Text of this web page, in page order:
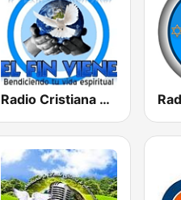
Radio Cristiana El Fin Viene